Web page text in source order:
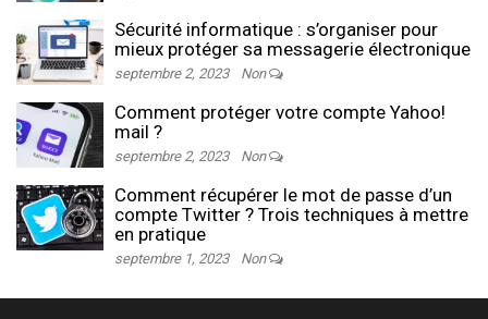
Sécurité informatique : s’organiser pour
mieux protéger sa messagerie électronique
septembre 2, 2023 Non
Comment protéger votre compte Yahoo!
mail ?
septembre 2, 2023 Non
Comment récupérer le mot de passe d’un
compte Twitter ? Trois techniques à mettre
en pratique
septembre 1, 2023 Non